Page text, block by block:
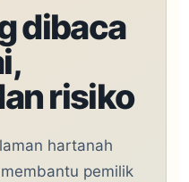
dibaca
risiko
hartanah
pemilik